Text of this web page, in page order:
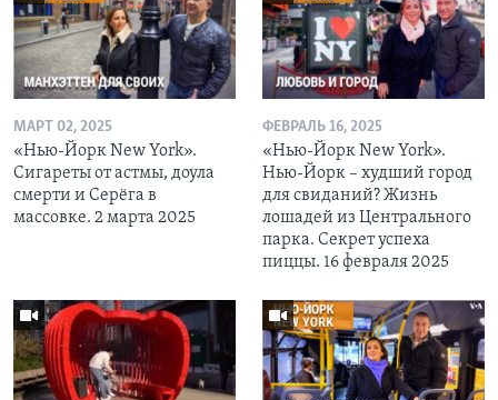
МАРТ 02, 2025
«Нью-Йорк New York».
Сигареты от астмы, доула
смерти и Серёга в
массовке. 2 марта 2025
ФЕВРАЛЬ 16, 2025
«Нью-Йорк New York».
Нью-Йорк – худший город
для свиданий? Жизнь
лошадей из Центрального
парка. Секрет успеха
пиццы. 16 февраля 2025